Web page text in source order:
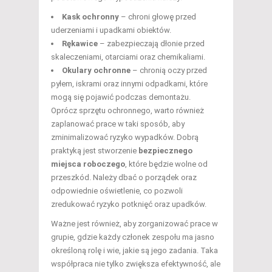
Kask ochronny – chroni głowę przed
uderzeniami i upadkami obiektów.
Rękawice – zabezpieczają dłonie przed
skaleczeniami, otarciami oraz chemikaliami.
Okulary ochronne – chronią oczy przed
pyłem, iskrami oraz innymi odpadkami, które
mogą się pojawić podczas demontażu.
Oprócz sprzętu ochronnego, warto również
zaplanować prace w taki sposób, aby
zminimalizować ryzyko wypadków. Dobrą
praktyką jest stworzenie bezpiecznego
miejsca roboczego, które będzie wolne od
przeszkód. Należy dbać o porządek oraz
odpowiednie oświetlenie, co pozwoli
zredukować ryzyko potknięć oraz upadków.
Ważne jest również, aby zorganizować prace w
grupie, gdzie każdy członek zespołu ma jasno
określoną rolę i wie, jakie są jego zadania. Taka
współpraca nie tylko zwiększa efektywność, ale